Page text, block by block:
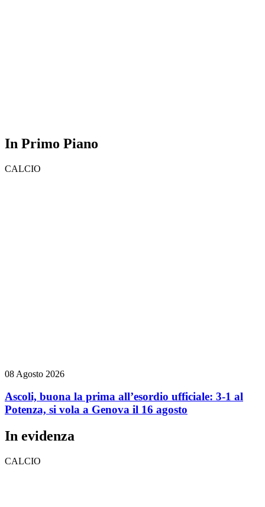
In Primo Piano
CALCIO
08 Agosto 2026
Ascoli, buona la prima all’esordio ufficiale: 3-1 al
Potenza, si vola a Genova il 16 agosto
In evidenza
CALCIO